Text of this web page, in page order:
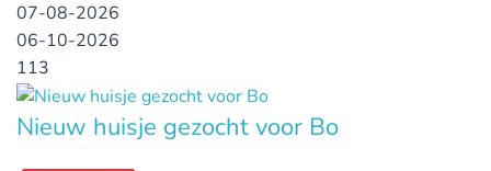
07-08-2026
06-10-2026
113
Nieuw huisje gezocht voor Bo